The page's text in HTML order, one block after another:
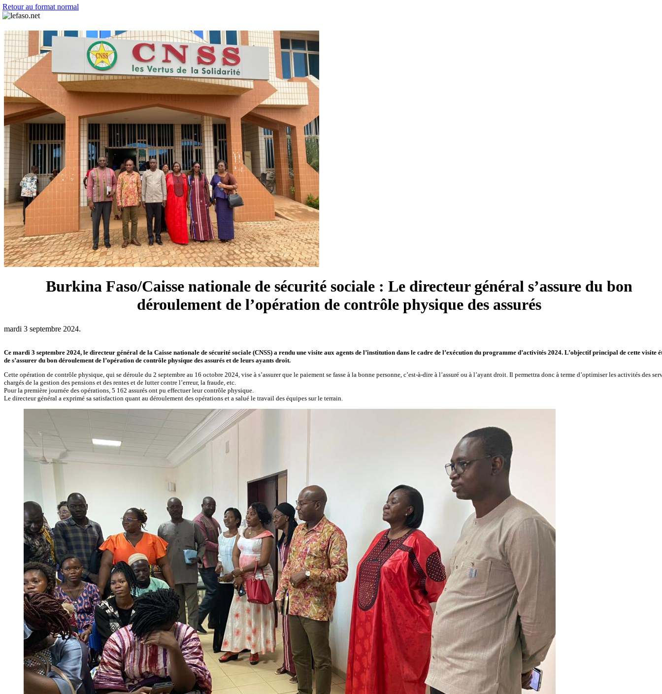
Retour au format normal
Burkina Faso/Caisse nationale de sécurité sociale : Le directeur général s’assure du bon
déroulement de l’opération de contrôle physique des assurés
mardi 3 septembre 2024.
Ce mardi 3 septembre 2024, le directeur général de la Caisse nationale de sécurité sociale (CNSS) a rendu une visite aux agents de l’institution dans le cadre de l’exécution du programme d’activités 2024. L’objectif principal de cette visite
de s’assurer du bon déroulement de l’opération de contrôle physique des assurés et de leurs ayants droit.
Cette opération de contrôle physique, qui se déroule du 2 septembre au 16 octobre 2024, vise à s’assurer que le paiement se fasse à la bonne personne, c’est-à-dire à l’assuré ou à l’ayant droit. Il permettra donc à terme d’optimiser les activités des
chargés de la gestion des pensions et des rentes et de lutter contre l’erreur, la fraude, etc.
Pour la première journée des opérations, 5 162 assurés ont pu effectuer leur contrôle physique.
Le directeur général a exprimé sa satisfaction quant au déroulement des opérations et a salué le travail des équipes sur le terrain.